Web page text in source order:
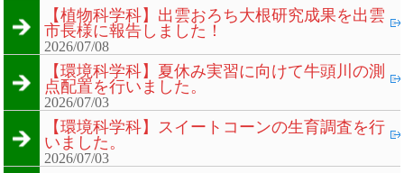
【植物科学科】出雲おろち大根研究成果を出雲
市長様に報告しました！
2026/07/08
【環境科学科】夏休み実習に向けて牛頭川の測
点配置を行いました。
2026/07/03
【環境科学科】スイートコーンの生育調査を行
いました。
2026/07/03